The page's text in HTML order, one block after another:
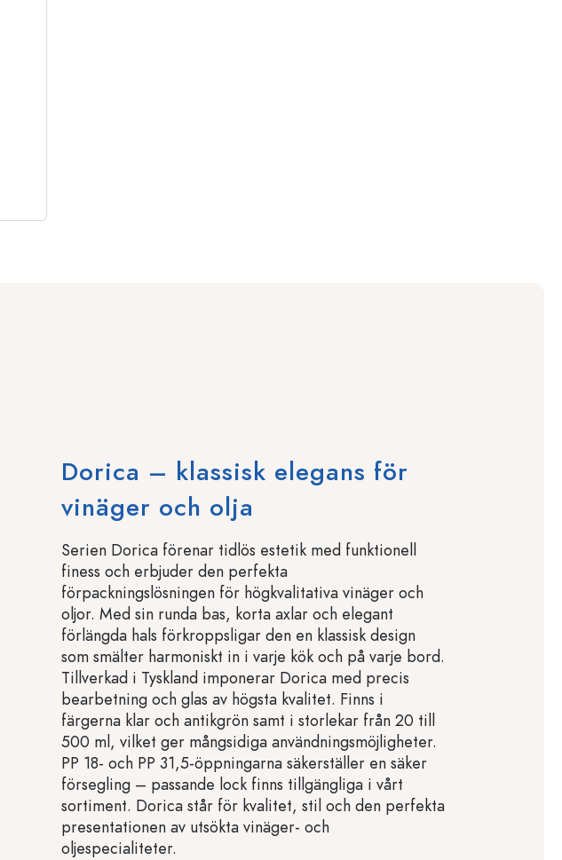
Dorica – klassisk elegans för
vinäger och olja
Serien Dorica förenar tidlös estetik med funktionell
finess och erbjuder den perfekta
förpackningslösningen för högkvalitativa vinäger och
oljor. Med sin runda bas, korta axlar och elegant
förlängda hals förkroppsligar den en klassisk design
som smälter harmoniskt in i varje kök och på varje bord.
Tillverkad i Tyskland imponerar Dorica med precis
bearbetning och glas av högsta kvalitet. Finns i
färgerna klar och antikgrön samt i storlekar från 20 till
500 ml, vilket ger mångsidiga användningsmöjligheter.
PP 18- och PP 31,5-öppningarna säkerställer en säker
försegling – passande lock finns tillgängliga i vårt
sortiment. Dorica står för kvalitet, stil och den perfekta
presentationen av utsökta vinäger- och
oljespecialiteter.